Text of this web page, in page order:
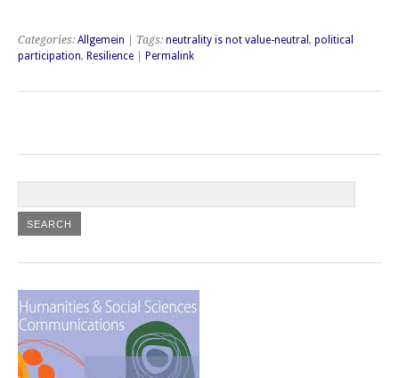
Categories: Allgemein | Tags: neutrality is not value-neutral , political
participation, Resilience Permalink